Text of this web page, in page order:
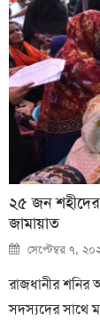
২৫ জন
জামায়াত
Posted
on
সেপ্টেম্বর ৭,
রাজধানীর শনির
সদস্যদের সাথে